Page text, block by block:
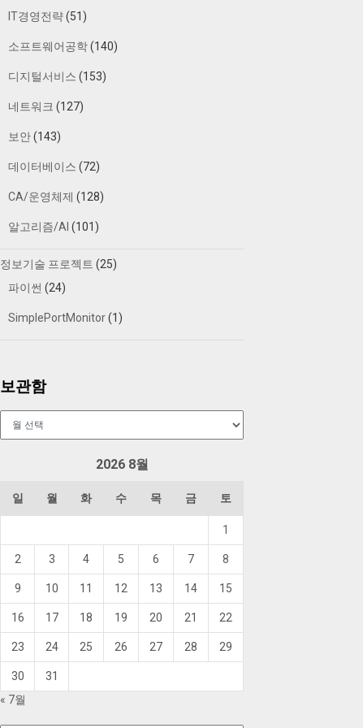
IT경영전략(51)
소프트웨어공학(140)
디지털서비스 (153)
네트워크 (127)
보안(143)
데이터베이스 (72)
CA/운영체제 (128)
알고리즘/AI (101)
정보기술 프로젝트 (25)
파이썬 (24)
SimplePortMonitor(1)
보관함
2026 8월
일 월 화 수 목 금 토
1
2 3 4 5 6 7 8
9 10 11 12 13 14 15
16 17 18 19 20 21 22
23 24 25 26 27 28 29
30
31
« 7월